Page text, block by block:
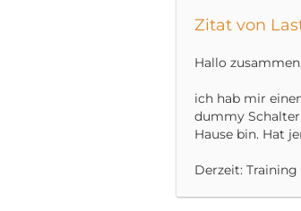
Zitat von
Hallo
ich hab mir
dummy
Hause bin. Hat
Derzeit: